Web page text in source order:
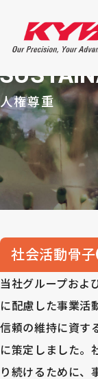
人権尊重
社会活動骨子
当社グループおよ
に配慮した事業活
信頼の維持に資す
に策定しました。
り続けるために、